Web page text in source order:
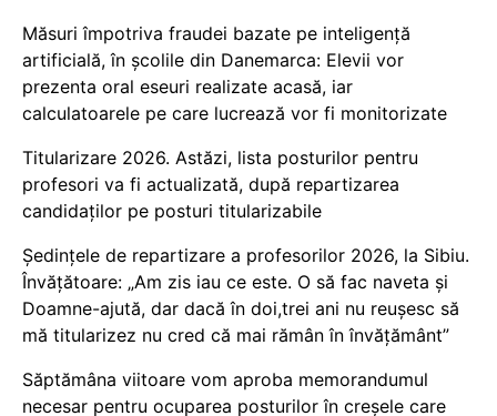
Măsuri împotriva fraudei bazate pe inteligență
artificială, în școlile din Danemarca: Elevii vor
prezenta oral eseuri realizate acasă, iar
calculatoarele pe care lucrează vor fi monitorizate
Titularizare 2026. Astăzi, lista posturilor pentru
profesori va fi actualizată, după repartizarea
candidaților pe posturi titularizabile
Ședințele de repartizare a profesorilor 2026, la Sibiu.
Învățătoare: „Am zis iau ce este. O să fac naveta și
Doamne-ajută, dar dacă în doi,trei ani nu reușesc să
mă titularizez nu cred că mai rămân în învățământ”
Săptămâna viitoare vom aproba memorandumul
necesar pentru ocuparea posturilor în creșele care